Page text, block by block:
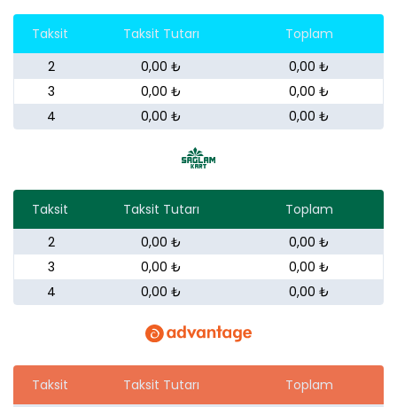
Taksit Taksit Tutarı
Toplam
2
0,00 ₺
0,00 ₺
3
0,00 ₺
0,00 ₺
4
0,00 ₺ 0,00 ₺
Taksit Taksit Tutarı
Toplam
2
0,00 ₺
0,00 ₺
3
0,00 ₺
0,00 ₺
4
0,00 ₺ 0,00 ₺
Taksit Taksit Tutarı
Toplam